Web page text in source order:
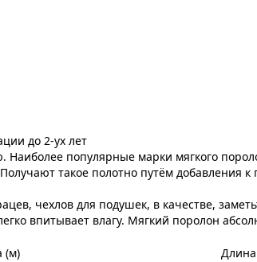
до 2-ух лет
популярные марки мягкого
такое полотно путём добавления
чехлов для подушек, в качестве,
впитывает влагу. Мягкий поролон
(м)